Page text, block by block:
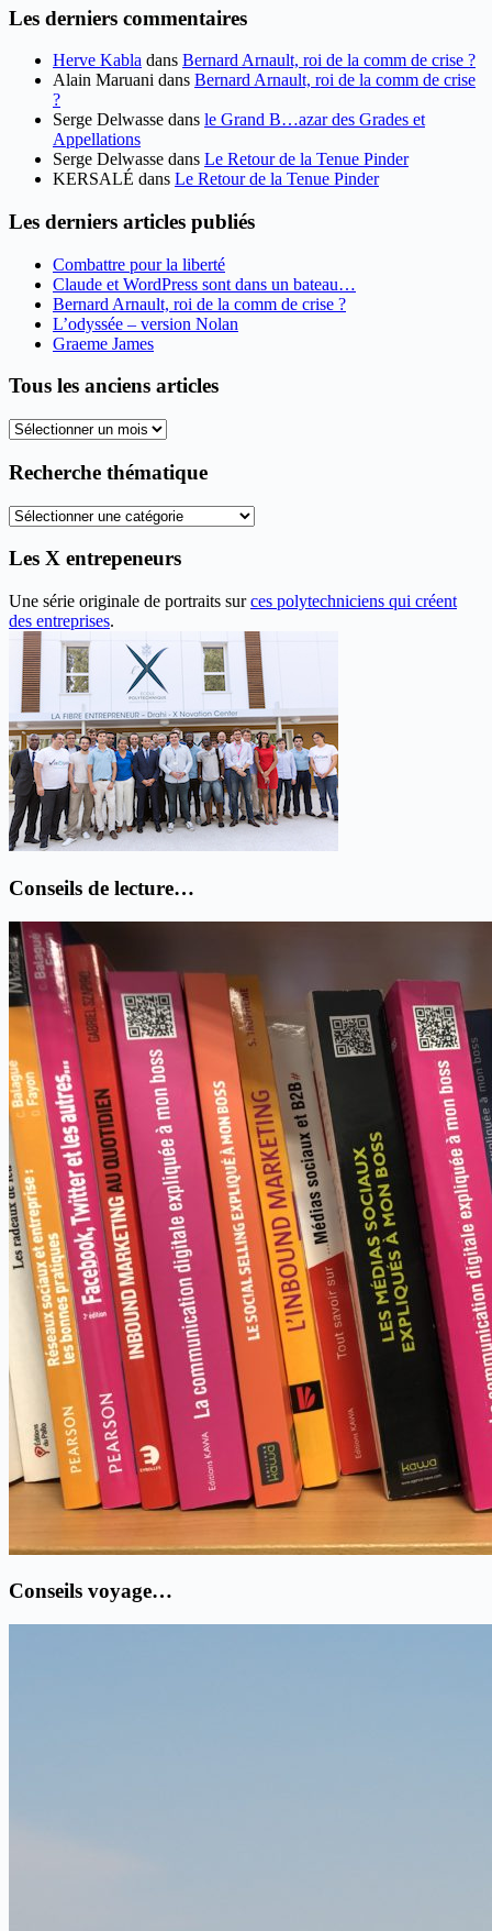
Les derniers commentaires
Herve Kabla dans Bernard Arnault, roi de la comm de crise ?
Alain Maruani dans Bernard Arnault, roi de la comm de crise
?
Serge Delwasse dans le Grand B…azar des Grades et
Appellations
Serge Delwasse dans Le Retour de la Tenue Pinder
KERSALÉ dans Le Retour de la Tenue Pinder
Les derniers articles publiés
Combattre pour la liberté
Claude et WordPress sont dans un bateau…
Bernard Arnault, roi de la comm de crise ?
L’odyssée – version Nolan
Graeme James
Tous les anciens articles
Tous
anciens
Recherche thématique
Recherche
Les X entrepeneurs
Une série originale de portraits surces polytechniciens qui créent
des entreprises.
Conseils de lecture…
Conseils voyage…